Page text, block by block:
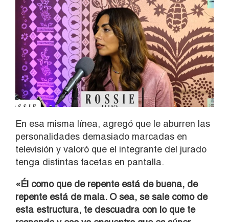
En esa misma línea, agregó que le aburren las
personalidades demasiado marcadas en
televisión y valoró que el integrante del jurado
tenga distintas facetas en pantalla.
«Él como que de repente está de buena, de
repente está de mala. O sea, se sale como de
esta estructura, te descuadra con lo que te